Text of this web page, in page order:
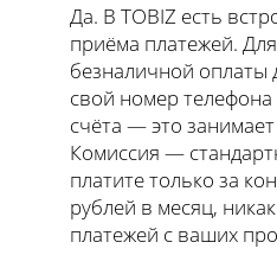
Да. В TOBIZ есть
приёма платежей.
безналичной оплаты
свой номер
счёта — это
Комиссия —
платите только за
рублей в месяц,
платежей с ваших